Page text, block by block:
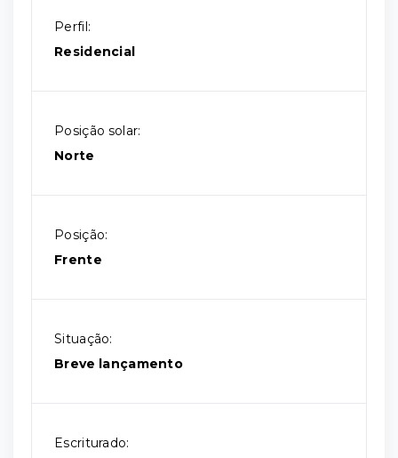
Perfil:
Residencial
Posição solar:
Norte
Posição:
Frente
Situação:
Breve lançamento
Escriturado: